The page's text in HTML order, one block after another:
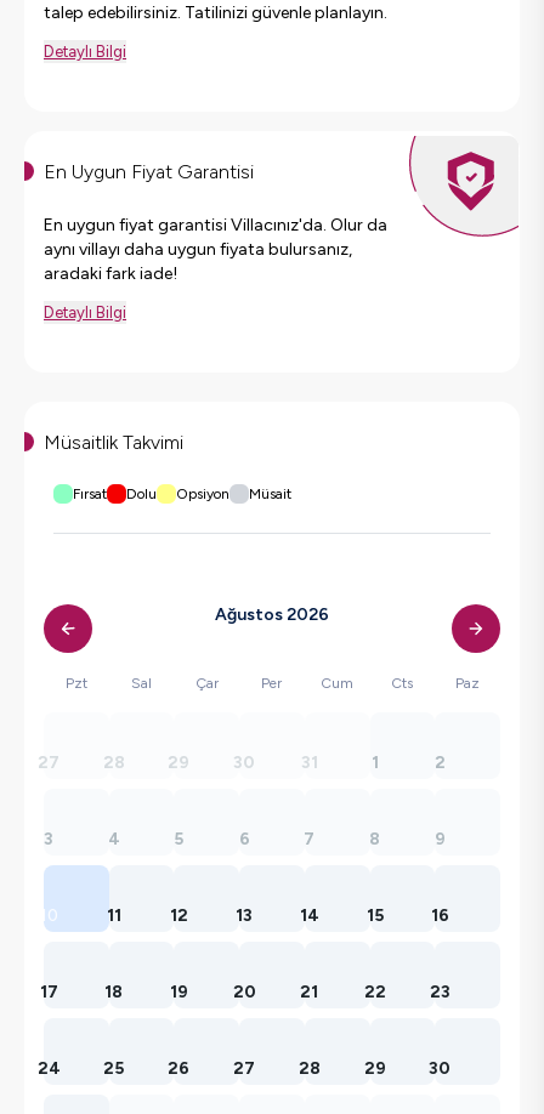
talep edebilirsiniz. Tatilinizi güvenle planlayın.
Detaylı Bilgi
En Uygun Fiyat Garantisi
En uygun fiyat garantisi Villacınız'da. Olur da
aynı villayı daha uygun fiyata bulursanız,
aradaki fark iade!
Detaylı Bilgi
Müsaitlik Takvimi
Fırsat Dolu Opsiyon Müsait
Ağustos 2026
Pzt Sal Çar Per Cum Cts Paz
27 28 29 30 31 1 2
3 4 5 6 7 8 9
10 11 12 13 14 15 16
17 18 19 20 21 22 23
24 25 26 27 28 29 30